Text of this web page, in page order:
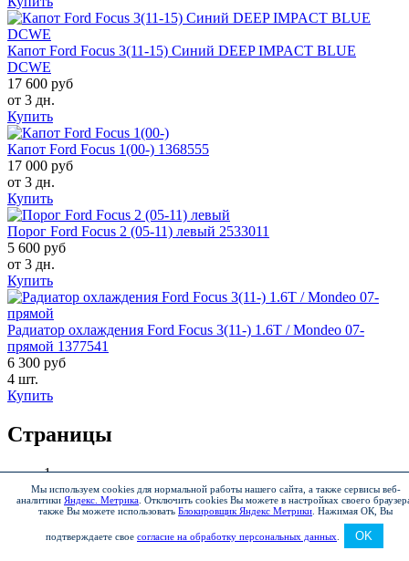
Капот Ford Focus 3(11-15) Синий DEEP IMPACT BLUE
DCWE
17 600 руб
от 3 дн.
Купить
Капот Ford Focus 1(00-) 1368555
17 000 руб
от 3 дн.
Купить
Порог Ford Focus 2 (05-11) левый 2533011
5 600 руб
от 3 дн.
Купить
Радиатор охлаждения Ford Focus 3(11-) 1.6T / Mondeo 07-
прямой 1377541
6 300 руб
4 шт.
Купить
Страницы
1
2
следующая ›
Мы используем cookies для нормальной работы нашего сайта, а также сервисы веб-
аналитики Яндекс. Метрика Отключить cookies Вы можете в настройках своего
также Вы можете использовать Блокировщик Яндекс Метрики Нажимая ОК, Вы
подтверждаете свое согласие на обработку персональных данных OK